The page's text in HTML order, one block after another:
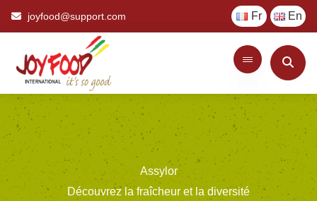
joyfood@support.com Fr En
Assylor
Découvrez la fraîcheur et la diversité